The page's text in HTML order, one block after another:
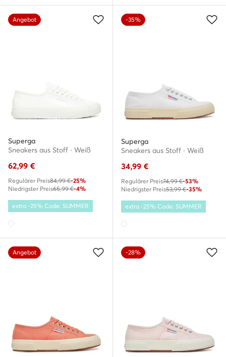
Angebot
Superga
Sneakers aus Stoff · Weiß
62,99 €
Regulärer Preis84,99 €-25%
Niedrigster Preis65,99 €-4%
extra -25% Code: SUMMER
-35%
Superga
Sneakers aus Stoff · Weiß
34,99 €
Regulärer Preis74,99 €-53%
Niedrigster Preis53,99 €-35%
extra -25% Code: SUMMER
Angebot -28%